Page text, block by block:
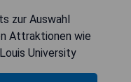
zur Auswahl
Attraktionen wie
University